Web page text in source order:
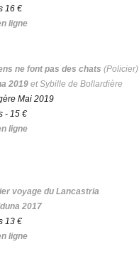
16 €
ligne
ne font pas des chats (Policier)
2019 et Sybille de Bollardière
Mai 2019
- 15 €
ligne
voyage du Lancastria
2017
13 €
ligne